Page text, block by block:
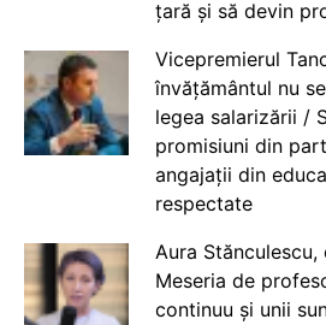
țară și să devin
Vicepremierul
învățământul nu
legea salarizării /
promisiuni din
angajații din
respectate
Aura
Meseria de
continuu și unii